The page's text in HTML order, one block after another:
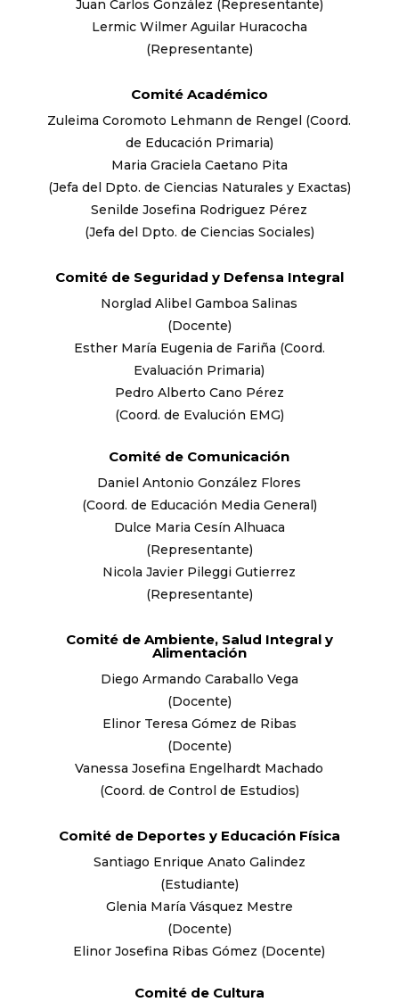
Juan Carlos González (Representante)
Lermic Wilmer Aguilar Huracocha
(Representante)
Comité Académico
Zuleima Coromoto Lehmann de Rengel (Coord.
de Educación Primaria)
Maria Graciela Caetano Pita
(Jefa del Dpto. de Ciencias Naturales y Exactas)
Senilde Josefina Rodriguez Pérez
(Jefa del Dpto. de Ciencias Sociales)
Comité de Seguridad y Defensa Integral
Norglad Alibel Gamboa Salinas
(Docente)
Esther María Eugenia de Fariña (Coord.
Evaluación Primaria)
Pedro Alberto Cano Pérez
(Coord. de Evalución EMG)
Comité de Comunicación
Daniel Antonio González Flores
(Coord. de Educación Media General)
Dulce Maria Cesín Alhuaca
(Representante)
Nicola Javier Pileggi Gutierrez
(Representante)
Comité de Ambiente, Salud Integral y
Alimentación
Diego Armando Caraballo Vega
(Docente)
Elinor Teresa Gómez de Ribas
(Docente)
Vanessa Josefina Engelhardt Machado
(Coord. de Control de Estudios)
Comité de Deportes y Educación Física
Santiago Enrique Anato Galindez
(Estudiante)
Glenia María Vásquez Mestre
(Docente)
Elinor Josefina Ribas Gómez (Docente)
Comité de Cultura